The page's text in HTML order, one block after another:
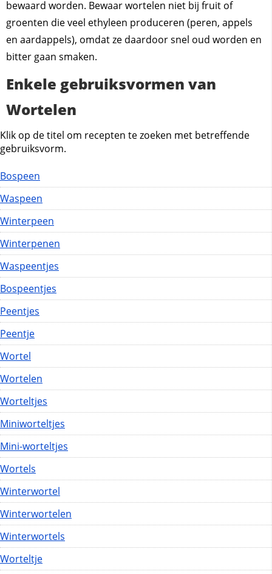
bewaard worden. Bewaar wortelen niet bij fruit of
groenten die veel ethyleen produceren (peren, appels
en aardappels), omdat ze daardoor snel oud worden en
bitter gaan smaken.
Enkele gebruiksvormen van
Wortelen
Klik op de titel om recepten te zoeken met betreffende
gebruiksvorm.
Bospeen
Waspeen
Winterpeen
Winterpenen
Waspeentjes
Bospeentjes
Peentjes
Peentje
Wortel
Wortelen
Worteltjes
Miniworteltjes
Mini-worteltjes
Wortels
Winterwortel
Winterwortelen
Winterwortels
Worteltje